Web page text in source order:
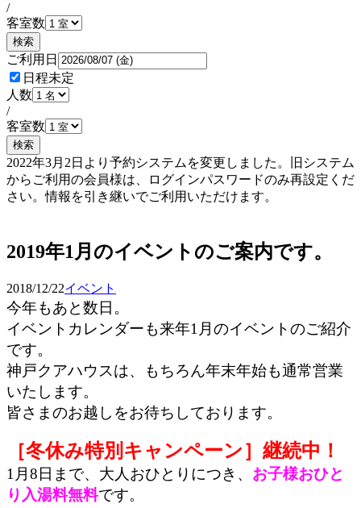
/
客室数
検索
ご利用日
日程未定
人数
/
客室数
検索
2022年3月2日より予約システムを変更しました。旧システム
からご利用の会員様は、ログインパスワードのみ再設定くだ
さい。情報を引き継いでご利用いただけます。
2019年1月のイベントのご案内です。
2018/12/22イベント
今年もあと数日。
イベントカレンダーも来年1月のイベントのご紹介
です。
神戸クアハウスは、もちろん年末年始も通常営業
いたします。
皆さまのお越しをお待ちしております。
［冬休み特別キャンペーン］継続中！
1月8日まで、大人おひとりにつき、 お子様おひと
り入湯料無料です。